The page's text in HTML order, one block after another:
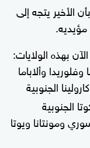
الأخير يتجه إلى
مؤيديه.
بهذه الولايات:
وألاباما
الجنوبية
الجنوبية
ومونتانا ويوتا